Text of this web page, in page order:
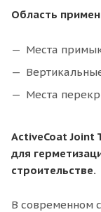
Область
Места
Места
ActiveCoat Joint
для
строительстве.
В современном